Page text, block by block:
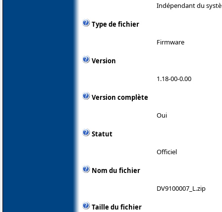
Indépendant du
Type de fichier
Firmware
Version
1.18-00-0.00
Version complète
Oui
Statut
Officiel
Nom du fichier
DV9100007_L.zip
Taille du fichier